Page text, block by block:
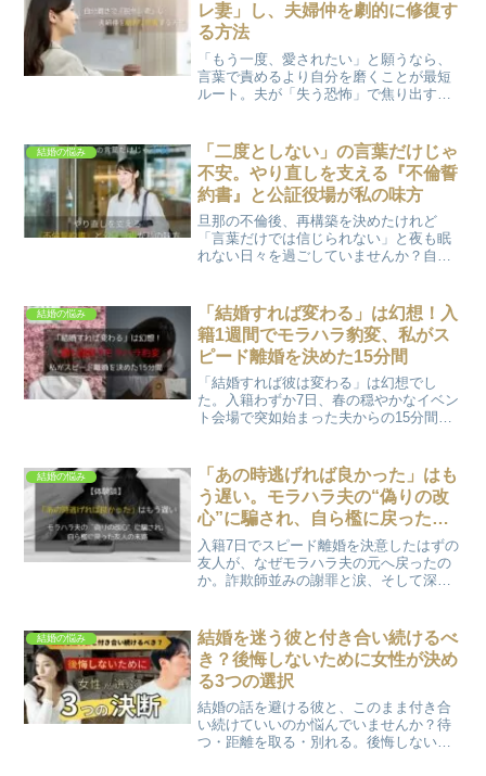
レ妻」し、夫婦仲を劇的に修復す
る方法
「もう一度、愛されたい」と願うなら、
言葉で責めるより自分を磨くことが最短
ルート。夫が「失う恐怖」で焦り出すほ
や、冷え切った夫婦仲を修復し、再び追
われる女性になるための具体策を解説し
ます。
結婚の悩み
「二度としない」の言葉だけじゃ
不安。やり直しを支える『不倫誓
約書』と公証役場が私の味方
旦那の不倫後、再構築を決めたけれど
「言葉だけでは信じられない」と夜も眠
れない日々を過ごしていませんか？自分
解説。気になる費用（1〜3万円）や、旦
那への切り出し方、心のケア方法まで、
経験者の視点で優しくお伝えします。
結婚の悩み
「結婚すれば変わる」は幻想！入
籍1週間でモラハラ豹変、私がス
ピード離婚を決めた15分間
「結婚すれば彼は変わる」は幻想でし
た。入籍わずか7日、春の穏やかなイベン
ト会場で突如始まった夫からの15分間の
ます。これはマリッジブルーではありま
せん、真実の記録です。
結婚の悩み
「あの時逃げれば良かった」はも
う遅い。モラハラ夫の“偽りの改
心”に騙され、自ら檻に戻った友
人の末路
入籍7日でスピード離婚を決意したはずの
友人が、なぜモラハラ夫の元へ戻ったの
か。詐欺師並みの謝罪と涙、そして深夜
る唯一の対策と、洗脳を解くための残酷
な真実をお伝えします。
結婚の悩み
結婚を迷う彼と付き合い続けるべ
き？後悔しないために女性が決め
る3つの選択
結婚の話を避ける彼と、このまま付き合
い続けていいのか悩んでいませんか？待
つ・距離を取る・別れる。後悔しないた